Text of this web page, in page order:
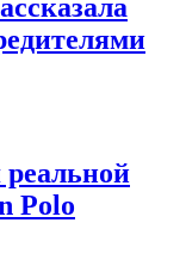
Polo